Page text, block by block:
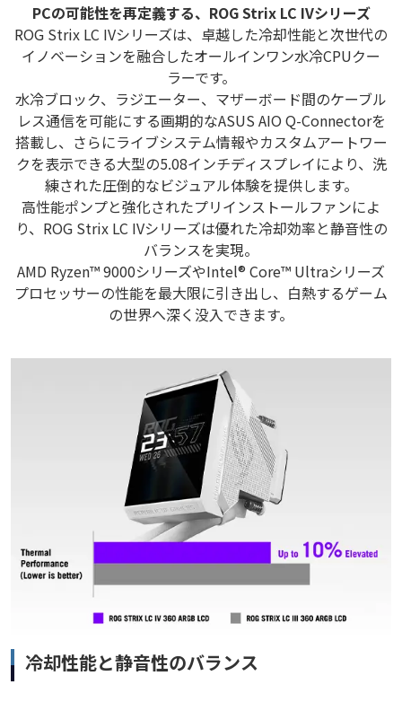
PCの可能性を再定義する、ROG Strix LC IVシリーズ
ROG Strix LC IVシリーズは、卓越した冷却性能と次世代の
イノベーションを融合したオールインワン水冷CPUクー
ラーです。
水冷ブロック、ラジエーター、マザーボード間のケーブル
レス通信を可能にする画期的なASUS AIO Q-Connectorを
搭載し、さらにライブシステム情報やカスタムアートワー
クを表示できる大型の5.08インチディスプレイにより、洗
練された圧倒的なビジュアル体験を提供します。
高性能ポンプと強化されたプリインストールファンによ
り、ROG Strix LC IVシリーズは優れた冷却効率と静音性の
バランスを実現。
AMD Ryzen™ 9000シリーズやIntel® Core™ Ultraシリーズ
プロセッサーの性能を最大限に引き出し、白熱するゲーム
の世界へ深く没入できます。
冷却性能と静音性のバランス